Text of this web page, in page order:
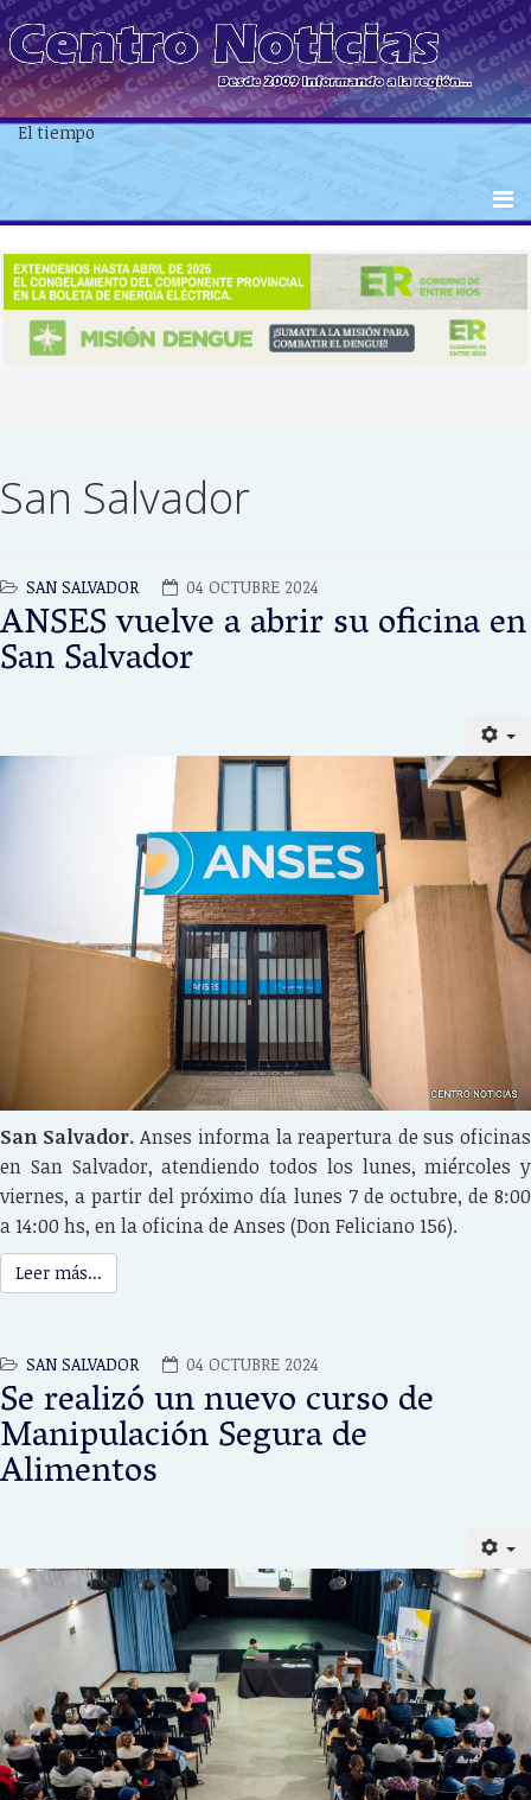
El tiempo
San Salvador
SAN SALVADOR 04 OCTUBRE 2024
ANSES vuelve a abrir su oficina en
San Salvador
San Salvador.Anses informa la reapertura de sus oficinas
en San Salvador, atendiendo todos los lunes, miércoles y
viernes, a partir del próximo día lunes 7 de octubre, de 8:00
a 14:00 hs, en la oficina de Anses (Don Feliciano 156).
Leer más...
SAN SALVADOR 04 OCTUBRE 2024
Se realizó un nuevo curso de
Manipulación Segura de
Alimentos